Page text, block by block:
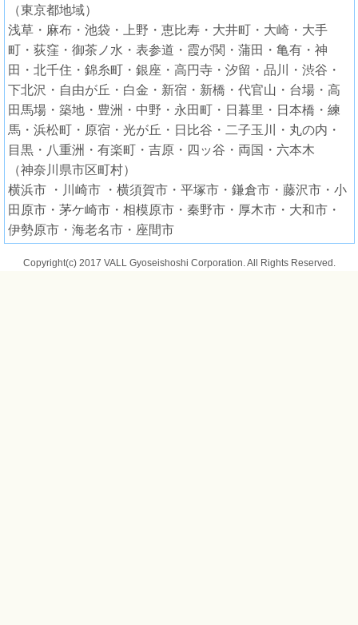
（東京都地域）
浅草・麻布・池袋・上野・恵比寿・大井町・大崎・大手
町・荻窪・御茶ノ水・表参道・霞が関・蒲田・亀有・神
田・北千住・錦糸町・銀座・高円寺・汐留・品川・渋谷・
下北沢・自由が丘・白金・新宿・新橋・代官山・台場・高
田馬場・築地・豊洲・中野・永田町・日暮里・日本橋・練
馬・浜松町・原宿・光が丘・日比谷・二子玉川・丸の内・
目黒・八重洲・有楽町・吉原・四ッ谷・両国・六本木
（神奈川県市区町村）
横浜市 ・川崎市 ・横須賀市・平塚市・鎌倉市・藤沢市・小
田原市・茅ケ崎市・相模原市・秦野市・厚木市・大和市・
伊勢原市・海老名市・座間市
Copyright(c) 2017 VALL Gyoseishoshi Corporation. All Rights Reserved.